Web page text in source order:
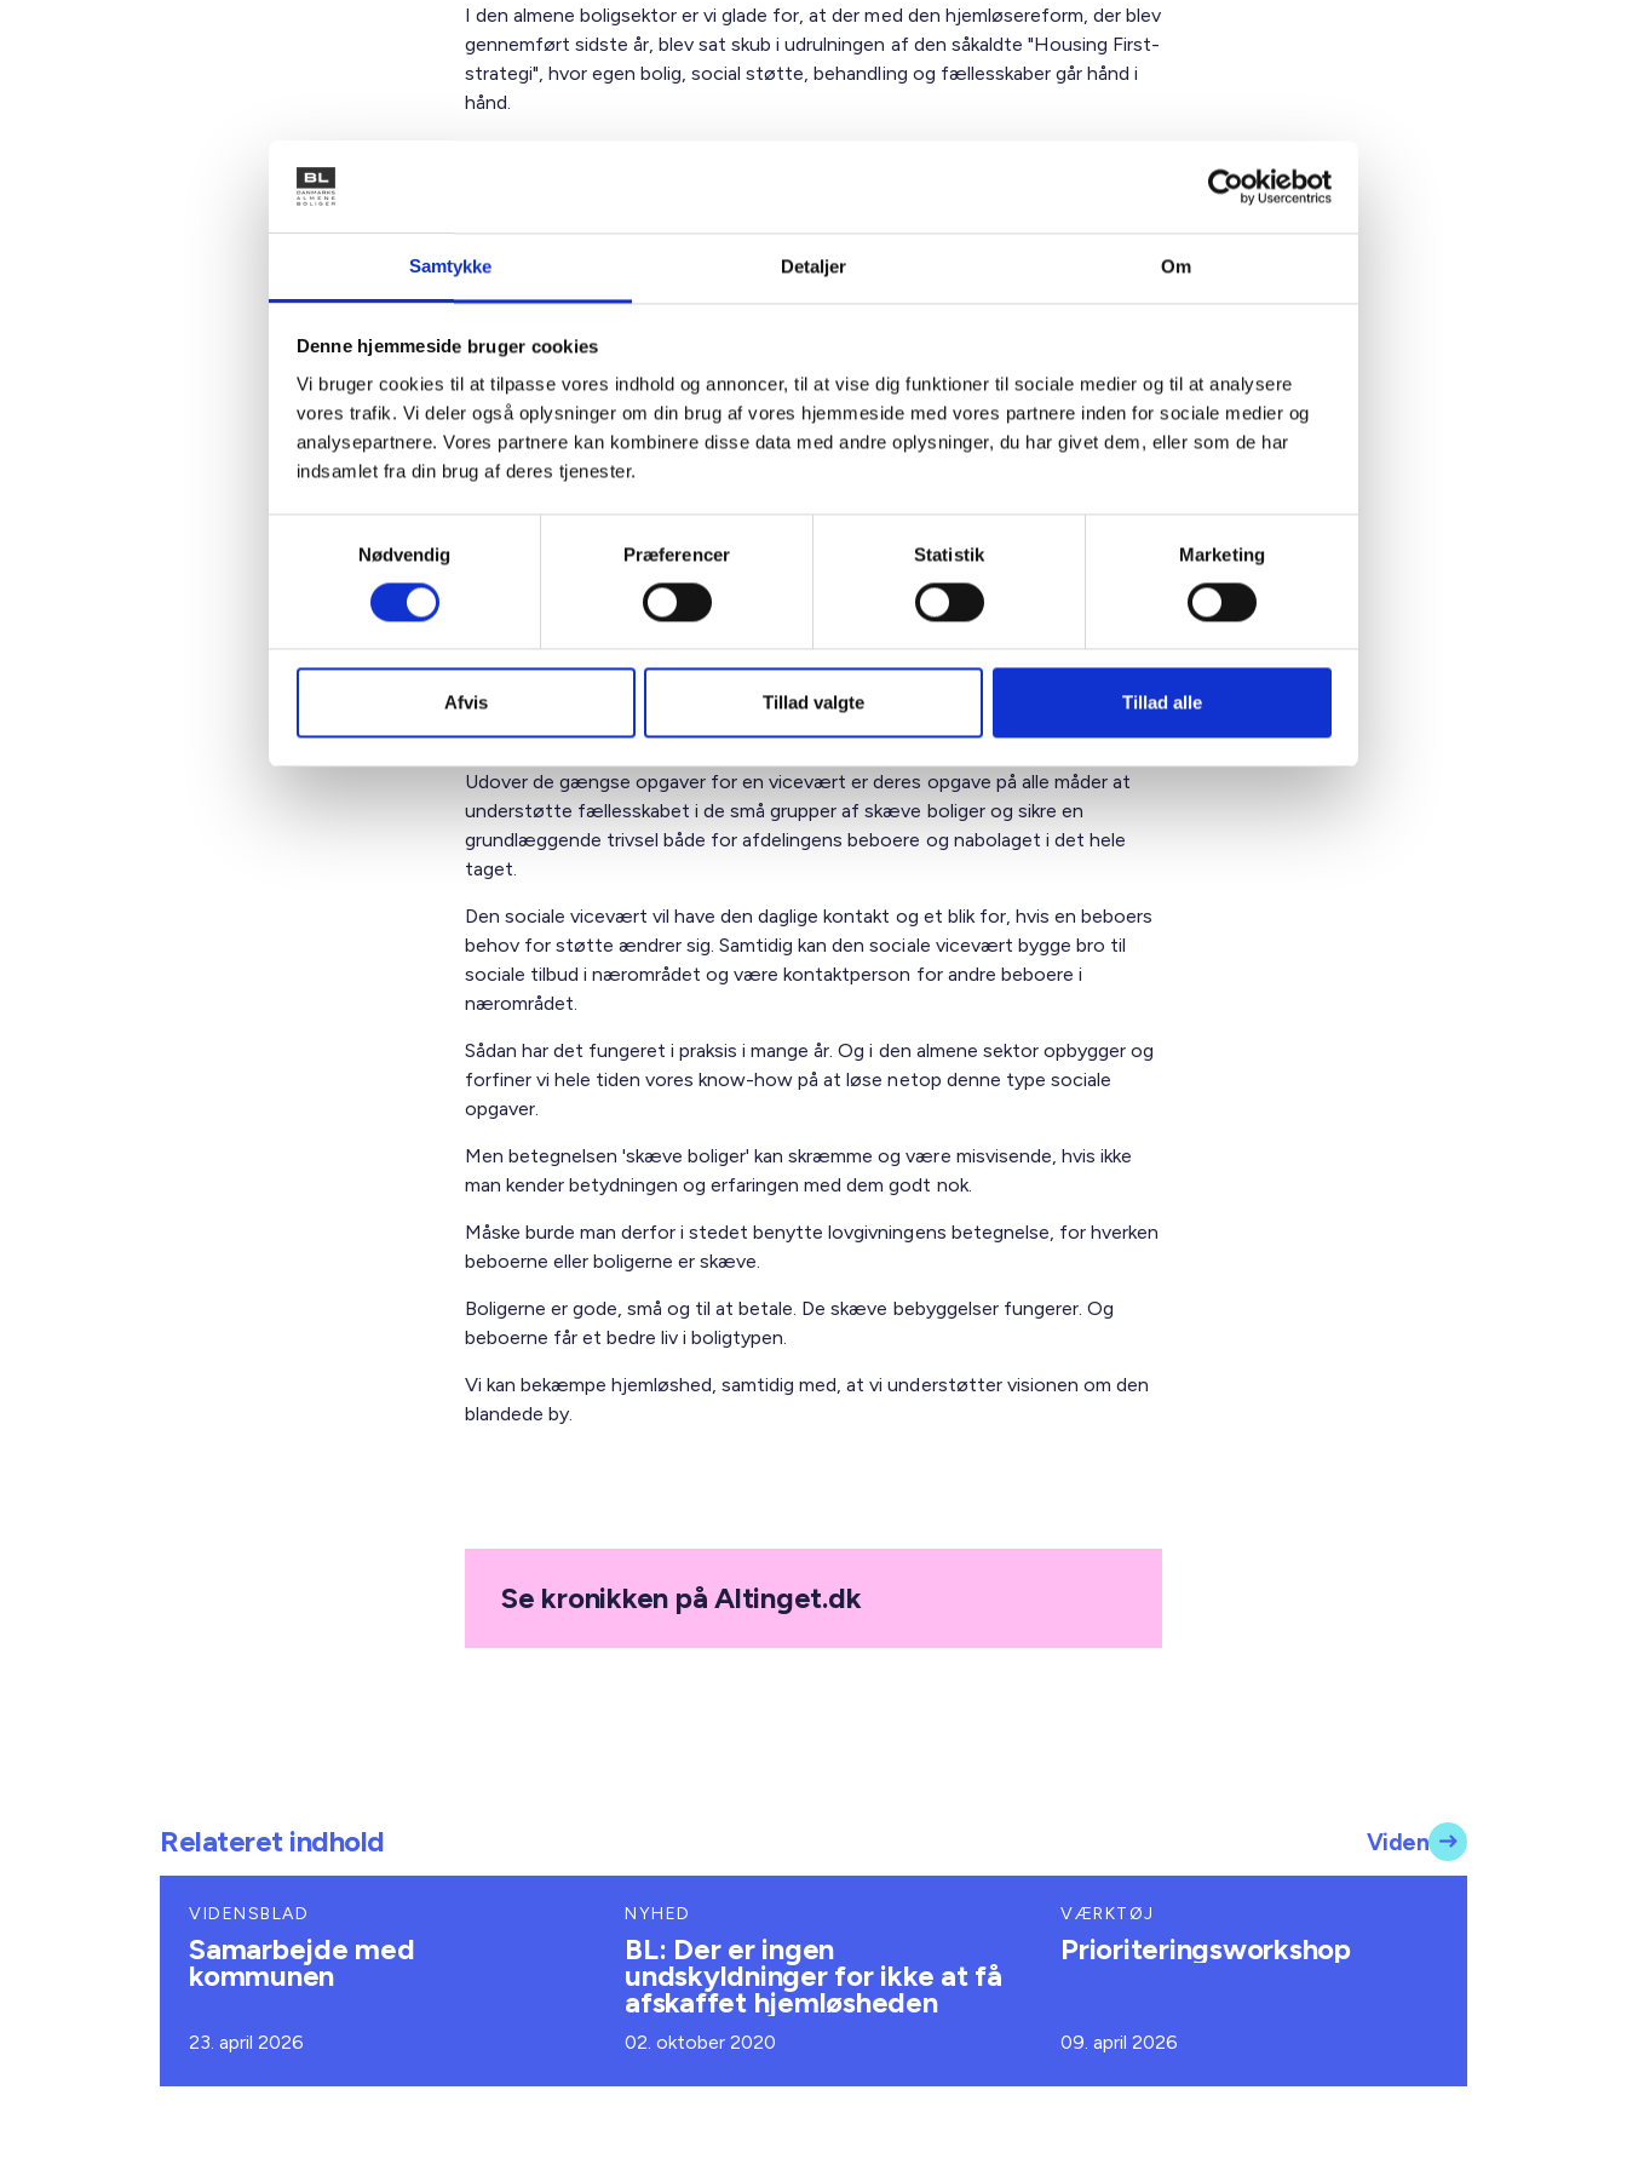
Samtykke Detaljer Om
Denne hjemmeside bruger cookies
Vi bruger cookies til at tilpasse vores indhold og annoncer, til at vise dig funktioner til sociale medier og til at analysere
vores trafik. Vi deler også oplysninger om din brug af vores hjemmeside med vores partnere inden for sociale medier og
analysepartnere. Vores partnere kan kombinere disse data med andre oplysninger, du har givet dem, eller som de har
indsamlet fra din brug af deres tjenester.
Nødvendig
Præferencer Statistik Marketing
Afvis Tillad valgte Tillad alle
I den almene boligsektor er vi glade for, at der med den hjemløsereform, der blev
gennemført sidste år, blev sat skub i udrulningen af den såkaldte "Housing First-
strategi", hvor egen bolig, social støtte, behandling og fællesskaber går hånd i
hånd.
Det skyldes ikke mindst de centrale elementer i strategien: At den hjemløse
tilbydes rette sociale støtte og inkluderes i et almindeligt boligmiljø på lige fod
Når hjemløse tilbydes en såkaldt skæv bolig, sker det som led i Housing First. Og
det fine ved den løsning er, at den nødvendige støtte er "indbygget" i selve
boligformen.
En vicevært med sociale opgaver
har været ramt af hjemløshed, ikke isoleres, men inkluderes i lokalområdet.
At opføre denne type boliger er altså med til at understøtte ambitionen om en
blandet by og sikre en sund diversitet på en forsvarlig måde.
Til de skæve boliger er en såkaldt "social vicevært" fast tilknyttet. De sociale
viceværter spiller en vigtig rolle i at skabe et trygt og godt miljø for beboerne,
og deres opgaver er både af praktisk og social karakter.
Udover de gængse opgaver for en vicevært er deres opgave på alle måder at
understøtte fællesskabet i de små grupper af skæve boliger og sikre en
grundlæggende trivsel både for afdelingens beboere og nabolaget i det hele
taget.
Den sociale vicevært vil have den daglige kontakt og et blik for, hvis en beboers
behov for støtte ændrer sig. Samtidig kan den sociale vicevært bygge bro til
sociale tilbud i nærområdet og være kontaktperson for andre beboere i
nærområdet.
Sådan har det fungeret i praksis i mange år. Og i den almene sektor opbygger og
forfiner vi hele tiden vores know-how på at løse netop denne type sociale
opgaver.
Men betegnelsen 'skæve boliger' kan skræmme og være misvisende, hvis ikke
man kender betydningen og erfaringen med dem godt nok.
Måske burde man derfor i stedet benytte lovgivningens betegnelse, for hverken
beboerne eller boligerne er skæve.
Boligerne er gode, små og til at betale. De skæve bebyggelser fungerer. Og
beboerne får et bedre liv i boligtypen.
Vi kan bekæmpe hjemløshed, samtidig med, at vi understøtter visionen om den
blandede by.
Se kronikken på Altinget.dk
Relateret indhold Viden
VIDENSBLAD
Samarbejde med
kommunen
23. april 2026
NYHED
BL: Der er ingen
undskyldninger for ikke at få
afskaffet hjemløsheden
02. oktober 2020
VÆRKTØJ
Prioriteringsworkshop
09. april 2026